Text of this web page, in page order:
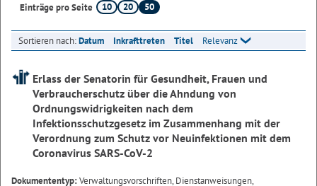
Einträge pro Seite
10 20 50
Sortieren nach:Datum Inkrafttreten Titel Relevanz
Erlass der Senatorin für Gesundheit, Frauen und
Verbraucherschutz über die Ahndung von
Ordnungswidrigkeiten nach dem
Infektionsschutzgesetz im Zusammenhang mit der
Verordnung zum Schutz vor Neuinfektionen mit dem
Coronavirus SARS-CoV-2
Dokumententyp:Verwaltungsvorschriften, Dienstanweisungen,